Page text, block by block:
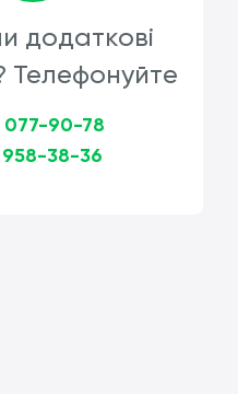
додаткові
Телефонуйте
077-90-78
38-36